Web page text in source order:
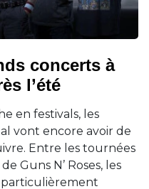
concerts à
l’été
en festivals, les
vont encore avoir de
Entre les tournées
Guns N’ Roses, les
particulièrement